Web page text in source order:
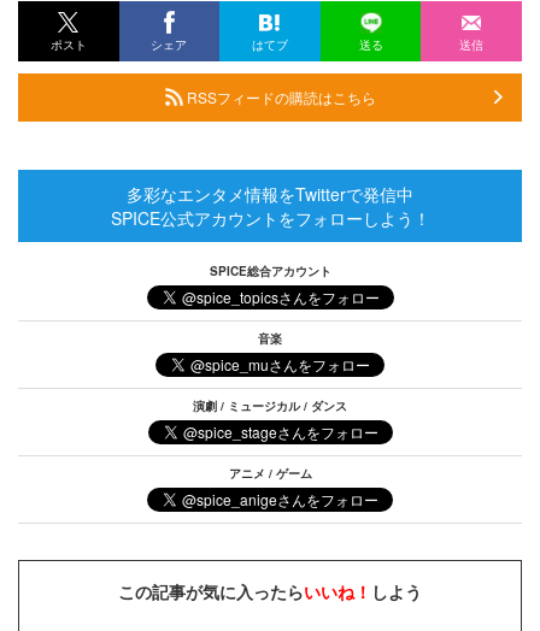
ポスト シェア はてブ 送る 送信
RSSフィードの購読はこちら
多彩なエンタメ情報をTwitterで発信中
SPICE公式アカウントをフォローしよう！
SPICE総合アカウント
音楽
演劇 / ミュージカル / ダンス
アニメ / ゲーム
この記事が気に入ったらいいね！ しよう